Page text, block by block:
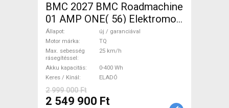
BMC 2027 BMC Roadmachine
01 AMP ONE( 56) Elektromos
Országúti / Gravel TQ új /
garanciával ELADÓ
Állapot
új / garanciával
Motor márka
TQ
Max. sebesség
rásegítéssel
25 km/h
Akku kapacitás
0-400 Wh
Keres / Kínál
ELADÓ
2 999 000 Ft
2 549 900 Ft